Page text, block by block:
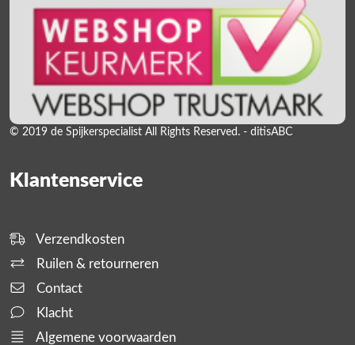
© 2019 de Spijkerspecialist All Rights Reserved. - ditisABC
Klantenservice
Verzendkosten
Ruilen & retourneren
Contact
Klacht
Algemene voorwaarden